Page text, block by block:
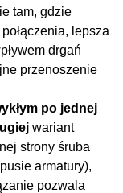
tam, gdzie
lepsza
drgań
przenoszenie
po jednej
wariant
strony śruba
armatury),
pozwala